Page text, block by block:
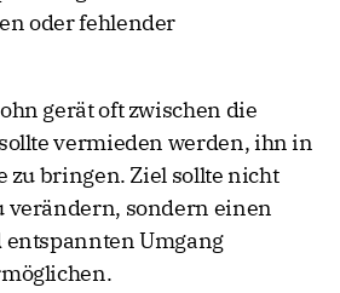
oder fehlender
gerät oft zwischen die
vermieden werden, ihn in
zu bringen. Ziel sollte nicht
verändern, sondern einen
Umgang